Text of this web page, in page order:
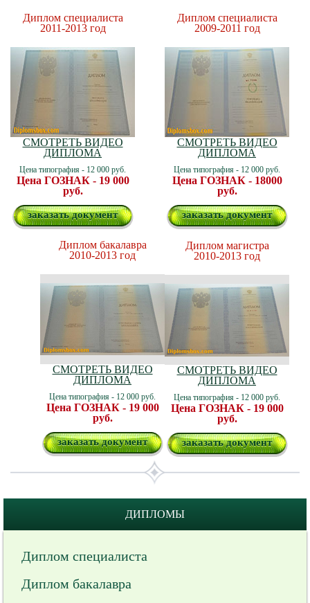
Диплом специалиста
2011-2013 год
СМОТРЕТЬ ВИДЕО
ДИПЛОМА
Цена типография - 12 000 руб.
Цена ГОЗНАК - 19 000
руб.
заказать документ
Диплом специалиста
2009-2011 год
СМОТРЕТЬ ВИДЕО
ДИПЛОМА
Цена типография - 12 000 руб.
Цена ГОЗНАК - 18000
руб.
заказать документ
Диплом бакалавра
2010-2013 год
СМОТРЕТЬ ВИДЕО
ДИПЛОМА
Цена типография - 12 000 руб.
Цена ГОЗНАК - 19 000
руб.
заказать документ
Диплом магистра
2010-2013 год
СМОТРЕТЬ ВИДЕО
ДИПЛОМА
Цена типография - 12 000 руб.
Цена ГОЗНАК - 19 000
руб.
заказать документ
ДИПЛОМЫ
Диплом специалиста
Диплом бакалавра